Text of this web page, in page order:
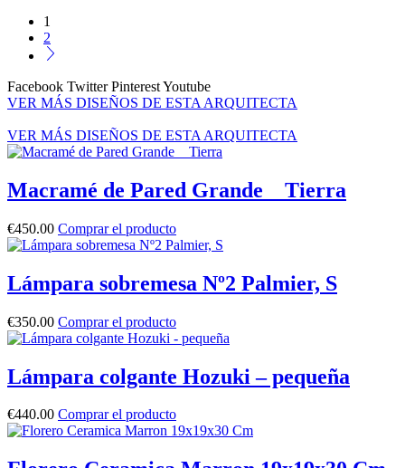
1
2
Facebook Twitter PinterestYoutube
VER MÁS DISEÑOS DE ESTA ARQUITECTA
VER MÁS DISEÑOS DE ESTA ARQUITECTA
Macramé de Pared Grande _ Tierra
€450.00 Comprar el producto
Lámpara sobremesa Nº2 Palmier, S
€350.00 Comprar el producto
Lámpara colgante Hozuki – pequeña
€440.00 Comprar el producto